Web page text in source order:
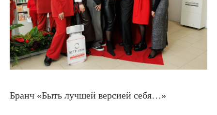
Бранч «Быть лучшей версией себя…»